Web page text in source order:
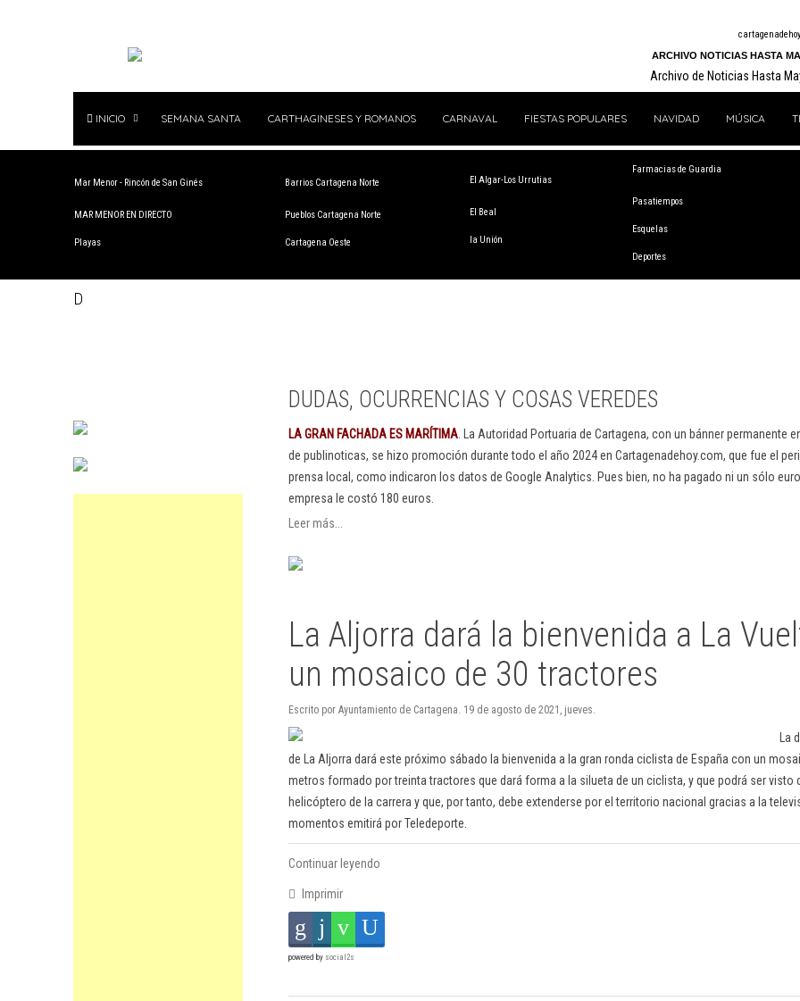
ARCHIVO NOTICIAS HASTA
Archivo de Noticias Hasta
INICIO SEMANA SANTA CARTHAGINESES Y ROMANOS CARNAVAL FIESTAS POPULARES NAVIDAD MÚSICA
Mar Menor - Rincón de San Ginés
MAR MENOR EN DIRECTO
Playas
Barrios Cartagena Norte
Pueblos Cartagena Norte
Cartagena Oeste
El Algar-Los Urrutias
El Beal
la Unión
Farmacias de Guardia
Pasatiempos
Esquelas
Deportes
D
DUDAS, OCURRENCIAS Y COSAS VEREDES
LA GRAN FACHADA ES MARÍTIMA . La Autoridad Portuaria de Cartagena, con un bánner permanente
de publinoticas, se hizo promoción durante todo el año 2024 en Cartagenadehoy.com, que fue el
prensa local, como indicaron los datos de Google Analytics. Pues bien, no ha pagado ni un sólo
empresa le costó 180 euros.
Leer más...
La Aljorra dará la bienvenida a La
un mosaico de 30 tractores
Escrito por Ayuntamiento de Cartagena. 19 de agosto de 2021, jueves.
La
de La Aljorra dará este próximo sábado la bienvenida a la gran ronda ciclista de España con un
metros formado por treinta tractores que dará forma a la silueta de un ciclista, y que podrá ser visto
helicóptero de la carrera y que, por tanto, debe extenderse por el territorio nacional gracias a la
momentos emitirá por Teledeporte.
Continuar leyendo
Imprimir
powered by social2s